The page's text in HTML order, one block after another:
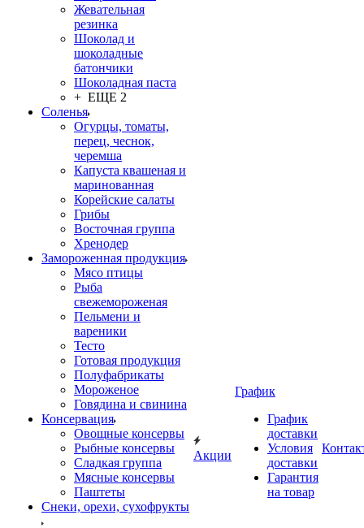
Жевательная
резинка
Шоколад и
шоколадные
батончики
Шоколадная паста
+ ЕЩЕ 2
Соленья
Огурцы, томаты,
перец, чеснок,
черемша
Капуста квашеная и
маринованная
Корейские салаты
Грибы
Восточная группа
Хренодер
Замороженная продукция
Мясо птицы
Рыба
свежемороженая
Пельмени и
вареники
Тесто
Готовая продукция
Полуфабрикаты
Мороженое
Говядина и свинина
Консервация
Овощные консервы
Рыбные консервы
Сладкая группа
Мясные консервы
Паштеты
Снеки, орехи, сухофрукты
Акции
График
График
доставки
Условия
доставки
Гарантия
на товар